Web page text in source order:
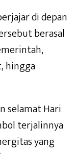
di depan
berasal
hingga
selamat Hari
terjalinnya
yang